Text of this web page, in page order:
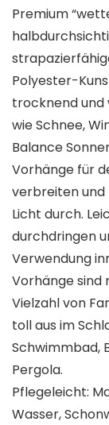
Premium
Polyester-
trocknend und
wie Schnee,
Balance
Vorhänge für
verbreiten und
Licht durch.
durchdringen
Verwendung
Vorhänge sind
Vielzahl von
toll aus im
Schwimmbad,
Pergola.
Pflegeleicht:
Wasser,